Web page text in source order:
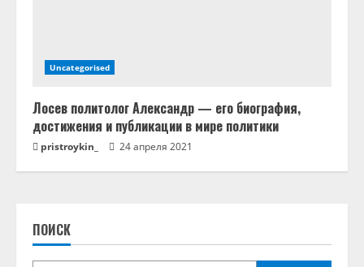
Uncategorised
Лосев политолог Александр — его биография,
достижения и публикации в мире политики
pristroykin_ 24 апреля 2021
ПОИСК